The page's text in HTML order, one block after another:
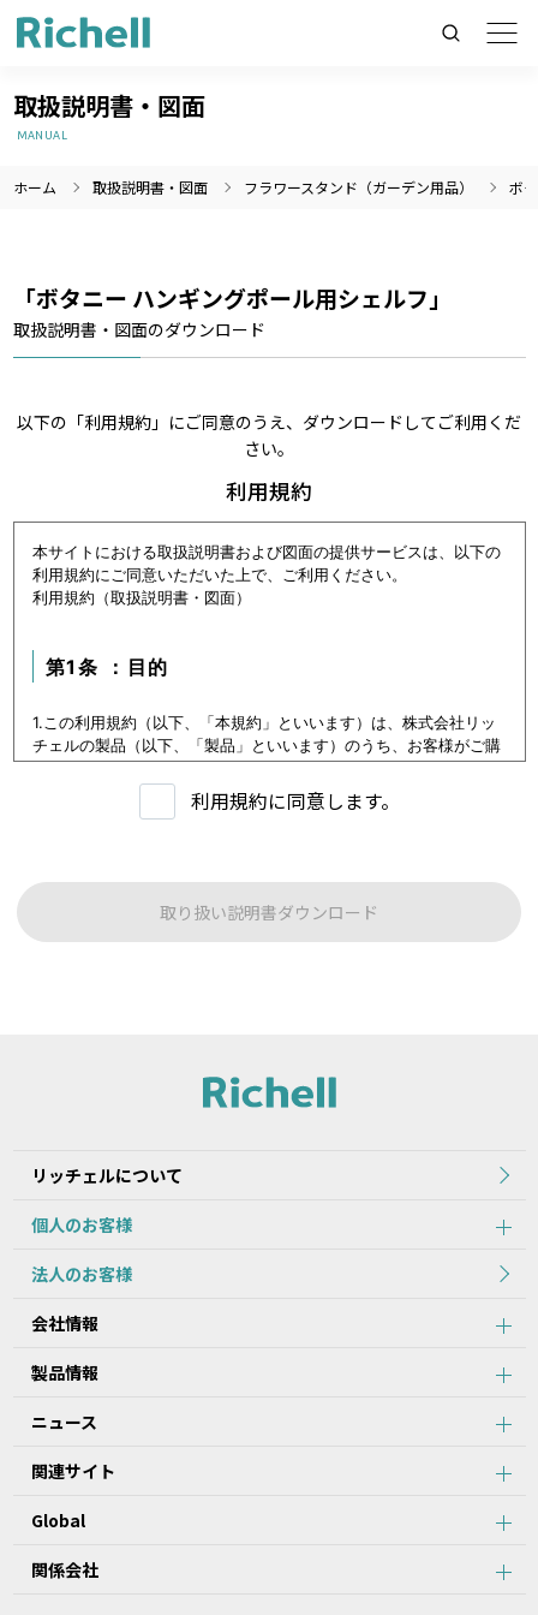
製品情報のみを検索
取扱説明書・図面
MANUAL
ホーム 取扱説明書・図面 フラワースタンド（ガーデン用品） ボ
「ボタニー ハンギングポール用シェルフ」
取扱説明書・図面のダウンロード
以下の「利用規約」にご同意のうえ、ダウンロードしてご利用くだ
さい。
利用規約
本サイトにおける取扱説明書および図面の提供サービスは、以下の
利用規約にご同意いただいた上で、ご利用ください。
利用規約（取扱説明書・図面）
第1条 ：目的
1.この利用規約（以下、「本規約」といいます）は、株式会社リッ
チェルの製品（以下、「製品」といいます）のうち、お客様がご購
入いただいた製品または購入を検討中の製品（以下、「当該製品」
といいます。）に関するデータ（以下、「本データ等」といいま
す）の提供サービス（以下「本サービス」といいます）における利
に従い本サービスを利用いただくものとし、本規約に同意いただけ
ない場合には本サービスをご利用いただけないものとします。
本サイトに公開されている本データ等は、原則として製品が発売さ
れた当初のものを掲載しています。
製品本体に同梱されている本データ等の内容と異なる場合がありま
す。
1.本データ等について、当該製品を購入されたお客様以外からのお
問い合わせにはお応えできない場合がありますことをご了承くださ
2.本サービスでは、すべての製品の本データ等を提供しているわけ
当該製品につき本データ等をご提供できない場合がありますので、
3.取扱説明書に記載の安全上のご注意は、本データ等が制作された
4.製品には、取扱説明書を補足するために、取扱説明書以外の印刷
を提供していません。
利用規約に同意します。
取り扱い説明書ダウンロード
リッチェルについて
個人のお客様
法人のお客様
会社情報
製品情報
ニュース
関連サイト
Global
関係会社